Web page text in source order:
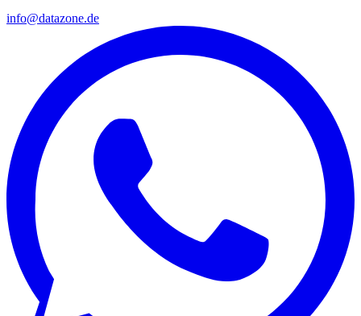
info@datazone.de